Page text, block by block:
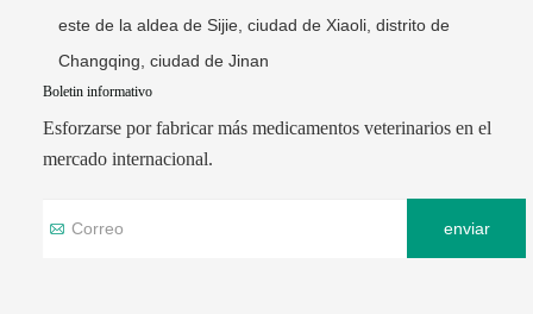
este de la aldea de Sijie, ciudad de Xiaoli, distrito de
Changqing, ciudad de Jinan
Boletin informativo
Esforzarse por fabricar más medicamentos veterinarios en el
mercado internacional.
enviar